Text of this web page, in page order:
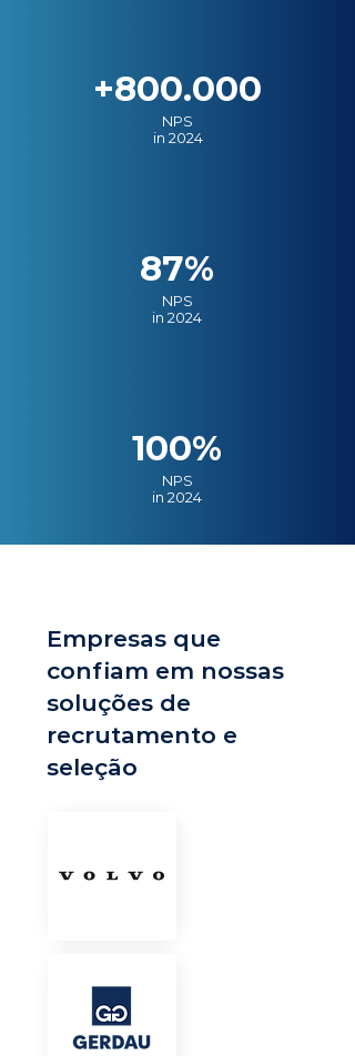
+800.000
NPS
in 2024
87%
NPS
in 2024
100%
NPS
in 2024
Empresas que
confiam em nossas
soluções de
recrutamento e
seleção